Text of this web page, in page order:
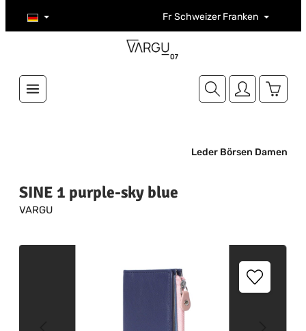
Zum Hauptinhalt springen Fr Schweizer Franken
Leder Börsen Damen
SINE 1 purple-sky blue
VARGU
Bildergalerie überspringen